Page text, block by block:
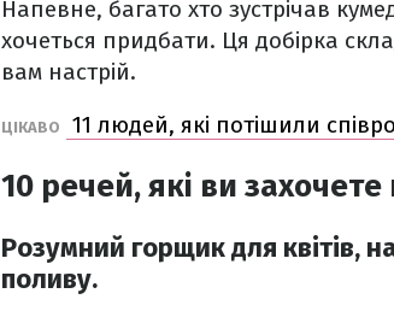
Напевне, багато хто зустрічав
хочеться придбати. Ця добірка
вам настрій.
ЦІКАВО 11 людей, які потішили
10 речей, які ви
Розумний горщик для квітів,
поливу.